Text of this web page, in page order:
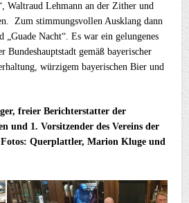
Waltraud Lehmann an der Zither und
Zum stimmungsvollen Ausklang dann
„Guade Nacht“. Es war ein gelungenes
Bundeshauptstadt gemäß bayerischer
würzigem bayerischen Bier und
freier Berichterstatter der
und 1. Vorsitzender des Vereins der
Querplattler, Marion Kluge und